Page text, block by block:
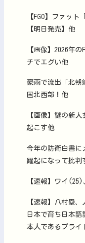
【FGO】ファッ
【明日発売】他
【画像】2026年
チでエグい他
豪雨で流出「北
国北西部！他
【画像】謎の新
起こす他
今年の防衛白書に
躍起になって批
【速報】ワイ
【速報】八村塁
日本で育ち日本語
本人であるプライ